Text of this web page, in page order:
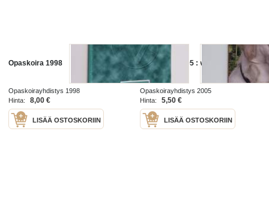
Opaskoira 1998
Opaskoirayhdistys 1998
Hinta:
8,00 €
LISÄÄ OSTOSKORIIN
Opaskoira 2005 : vuosikirja
Opaskoirayhdistys 2005
Hinta:
5,50 €
LISÄÄ OSTOSKORIIN